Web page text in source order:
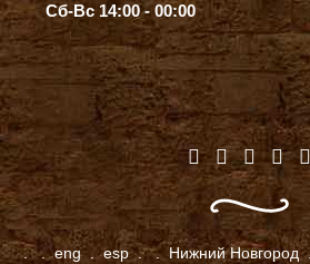
Сб-Вс 14:00 - 00:00
..eng.esp..Нижний Новгород